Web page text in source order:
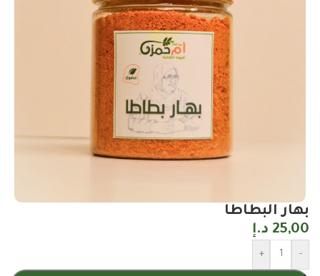
بهار البطاطا
25,00 د.إ
-
+